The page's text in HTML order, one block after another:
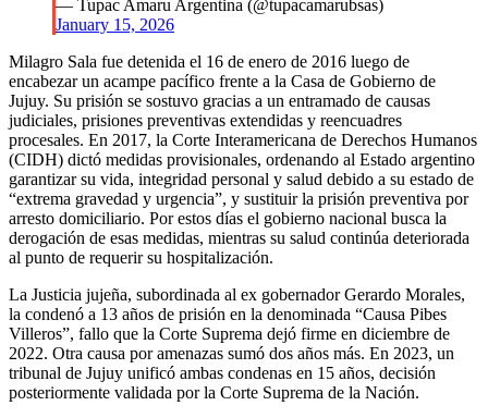
— Tupac Amaru Argentina (@tupacamarubsas)
January 15, 2026
Milagro Sala fue detenida el 16 de enero de 2016 luego de
encabezar un acampe pacífico frente a la Casa de Gobierno de
Jujuy. Su prisión se sostuvo gracias a un entramado de causas
judiciales, prisiones preventivas extendidas y reencuadres
procesales. En 2017, la Corte Interamericana de Derechos Humanos
(CIDH) dictó medidas provisionales, ordenando al Estado argentino
garantizar su vida, integridad personal y salud debido a su estado de
“extrema gravedad y urgencia”, y sustituir la prisión preventiva por
arresto domiciliario. Por estos días el gobierno nacional busca la
derogación de esas medidas, mientras su salud continúa deteriorada
al punto de requerir su hospitalización.
La Justicia jujeña, subordinada al ex gobernador Gerardo Morales,
la condenó a 13 años de prisión en la denominada “Causa Pibes
Villeros”, fallo que la Corte Suprema dejó firme en diciembre de
2022. Otra causa por amenazas sumó dos años más. En 2023, un
tribunal de Jujuy unificó ambas condenas en 15 años, decisión
posteriormente validada por la Corte Suprema de la Nación.